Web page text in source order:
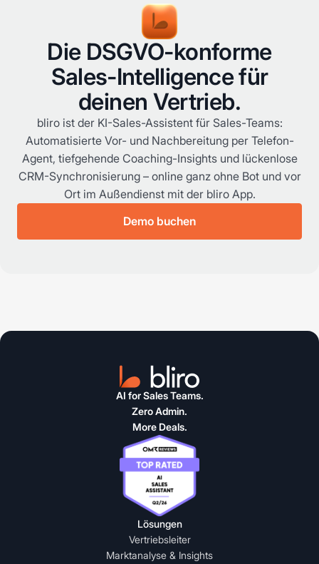
Die DSGVO-konforme
Sales-Intelligence für
deinen Vertrieb.
bliro ist der KI-Sales-Assistent für Sales-Teams:
Automatisierte Vor- und Nachbereitung per Telefon-
Agent, tiefgehende Coaching-Insights und lückenlose
CRM-Synchronisierung – online ganz ohne Bot und vor
Ort im Außendienst mit der bliro App.
Demo buchen
AI for Sales Teams.
Zero Admin.
More Deals.
Lösungen
Vertriebsleiter
Marktanalyse & Insights